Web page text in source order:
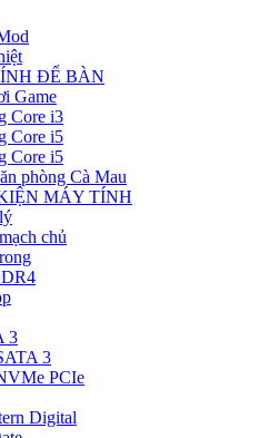
ĐỂ BÀN
Game
Core i3
Core i5
Core i5
phòng Cà Mau
MÁY TÍNH
chủ
3
3
PCIe
Digital